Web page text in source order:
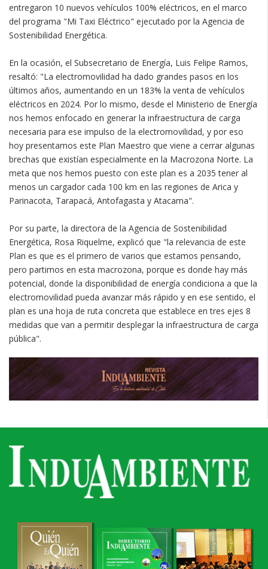
entregaron 10 nuevos vehículos 100% eléctricos, en el marco
del programa "Mi Taxi Eléctrico" ejecutado por la Agencia de
Sostenibilidad Energética.
En la ocasión, el Subsecretario de Energía, Luis Felipe Ramos,
resaltó: "La electromovilidad ha dado grandes pasos en los
últimos años, aumentando en un 183% la venta de vehículos
eléctricos en 2024. Por lo mismo, desde el Ministerio de Energía
nos hemos enfocado en generar la infraestructura de carga
necesaria para ese impulso de la electromovilidad, y por eso
hoy presentamos este Plan Maestro que viene a cerrar algunas
brechas que existían especialmente en la Macrozona Norte. La
meta que nos hemos puesto con este plan es a 2035 tener al
menos un cargador cada 100 km en las regiones de Arica y
Parinacota, Tarapacá, Antofagasta y Atacama".
Por su parte, la directora de la Agencia de Sostenibilidad
Energética, Rosa Riquelme, explicó que "la relevancia de este
Plan es que es el primero de varios que estamos pensando,
pero partimos en esta macrozona, porque es donde hay más
potencial, donde la disponibilidad de energía condiciona a que la
electromovilidad pueda avanzar más rápido y en ese sentido, el
plan es una hoja de ruta concreta que establece en tres ejes 8
medidas que van a permitir desplegar la infraestructura de carga
pública".